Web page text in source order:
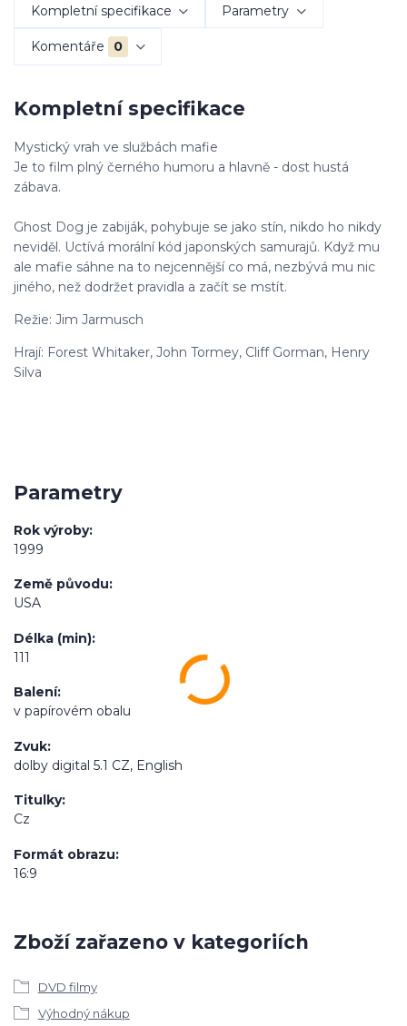
Kompletní specifikace Parametry
Komentáře 0
Kompletní specifikace
Mystický vrah ve službách mafie
Je to film plný černého humoru a hlavně - dost hustá
zábava.
Ghost Dog je zabiják, pohybuje se jako stín, nikdo ho nikdy
neviděl. Uctívá morální kód japonských samurajů. Když mu
ale mafie sáhne na to nejcennější co má, nezbývá mu nic
jiného, než dodržet pravidla a začít se mstít.
Režie: Jim Jarmusch
Hrají: Forest Whitaker, John Tormey, Cliff Gorman, Henry
Silva
Parametry
Rok výroby
1999
Země původu
USA
Délka (min)
111
Balení
v papírovém obalu
Zvuk
dolby digital 5.1 CZ, English
Titulky
Cz
Formát obrazu
16:9
Zboží zařazeno v kategoriích
DVD filmy
Výhodný nákup